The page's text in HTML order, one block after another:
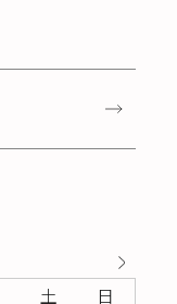
土
日